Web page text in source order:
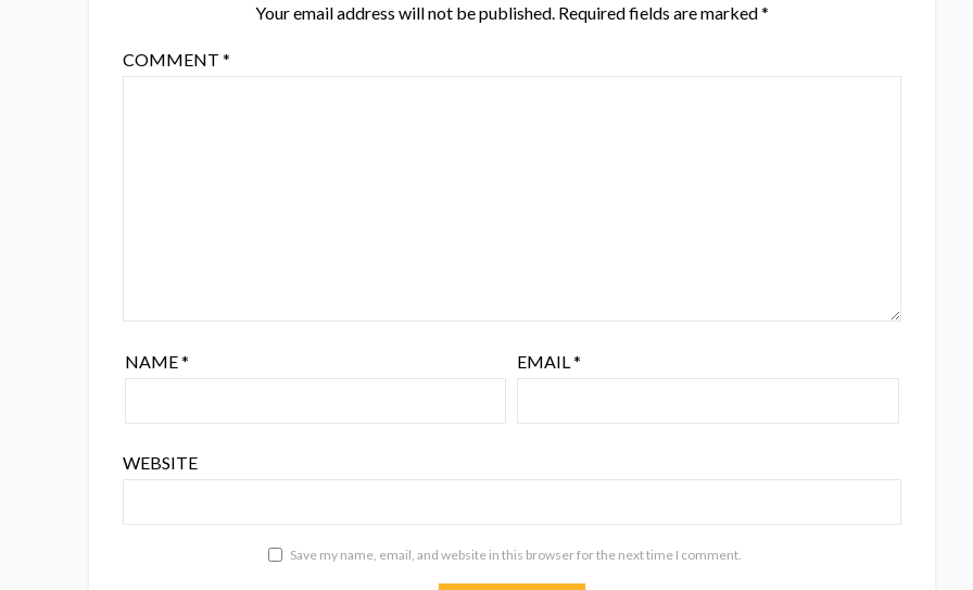
Your email address will not be published. Required fields are marked*
COMMENT*
NAME* EMAIL*
WEBSITE
Save my name, email, and website in this browser for the next time I comment.